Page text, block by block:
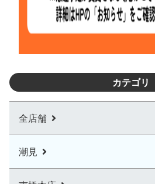
カテゴリ
全店舗
潮見